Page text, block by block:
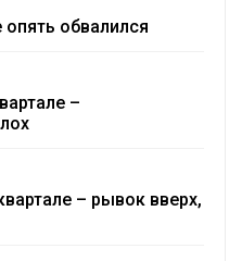
обвалился
–
– рывок вверх,